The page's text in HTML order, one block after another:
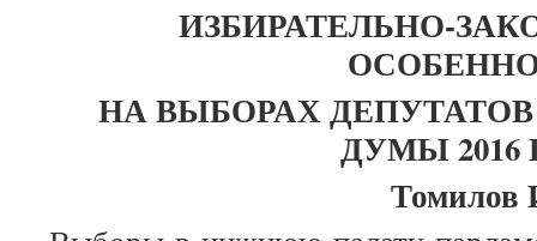
ИЗБИРАТЕЛЬНО-
НА ВЫБОРАХ
ДУМЫ 2016
Томилов